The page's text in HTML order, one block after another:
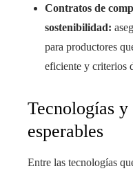
Contratos de
sostenibilidad:
para productores
eficiente y criterios
Tecnologías y
esperables
Entre las tecnologías